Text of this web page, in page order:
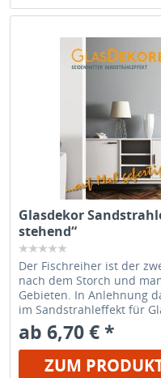
Glasdekor
stehend“
Der Fischreiher ist der
nach dem Storch und
Gebieten. In Anlehnung
im Sandstrahleffekt für
ab 6,70 € *
ZUM